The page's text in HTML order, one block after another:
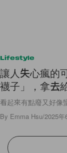
Lifestyle
讓人失心瘋的
襪子」，拿去
看起來有點廢又好像
By Emma Hsu/2025年